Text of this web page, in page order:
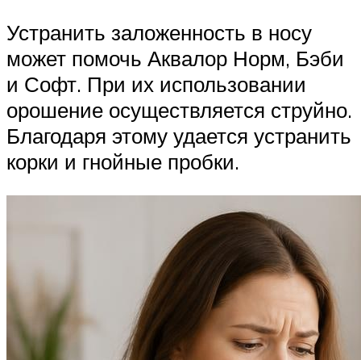
Устранить заложенность в носу
может помочь Аквалор Норм, Бэби
и Софт. При их использовании
орошение осуществляется струйно.
Благодаря этому удается устранить
корки и гнойные пробки.